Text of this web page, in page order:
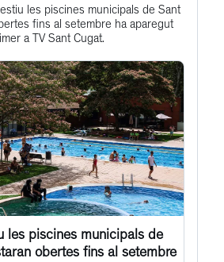
to
this
les piscines municipals de Sant
fins al setembre ha aparegut
a TV Sant Cugat.
les piscines municipals de
obertes fins al setembre